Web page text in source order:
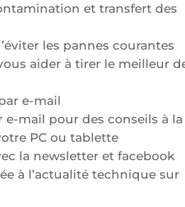
et transfert des
les pannes courantes
aider à tirer le meilleur
e-mail
e-mail pour des conseils à la
PC ou tablette
la newsletter et facebook
à l’actualité technique sur